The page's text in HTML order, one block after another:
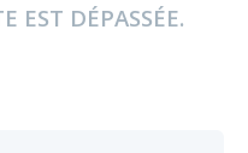
EST DÉPASSÉE.